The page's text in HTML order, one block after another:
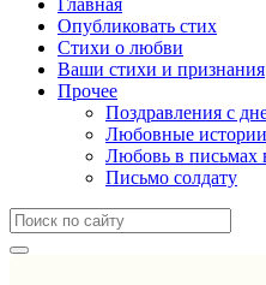
Главная
Опубликовать стих
Стихи о любви
Ваши стихи и признания
Прочее
Поздравления с
Любовные истории
Любовь в
Письмо солдату